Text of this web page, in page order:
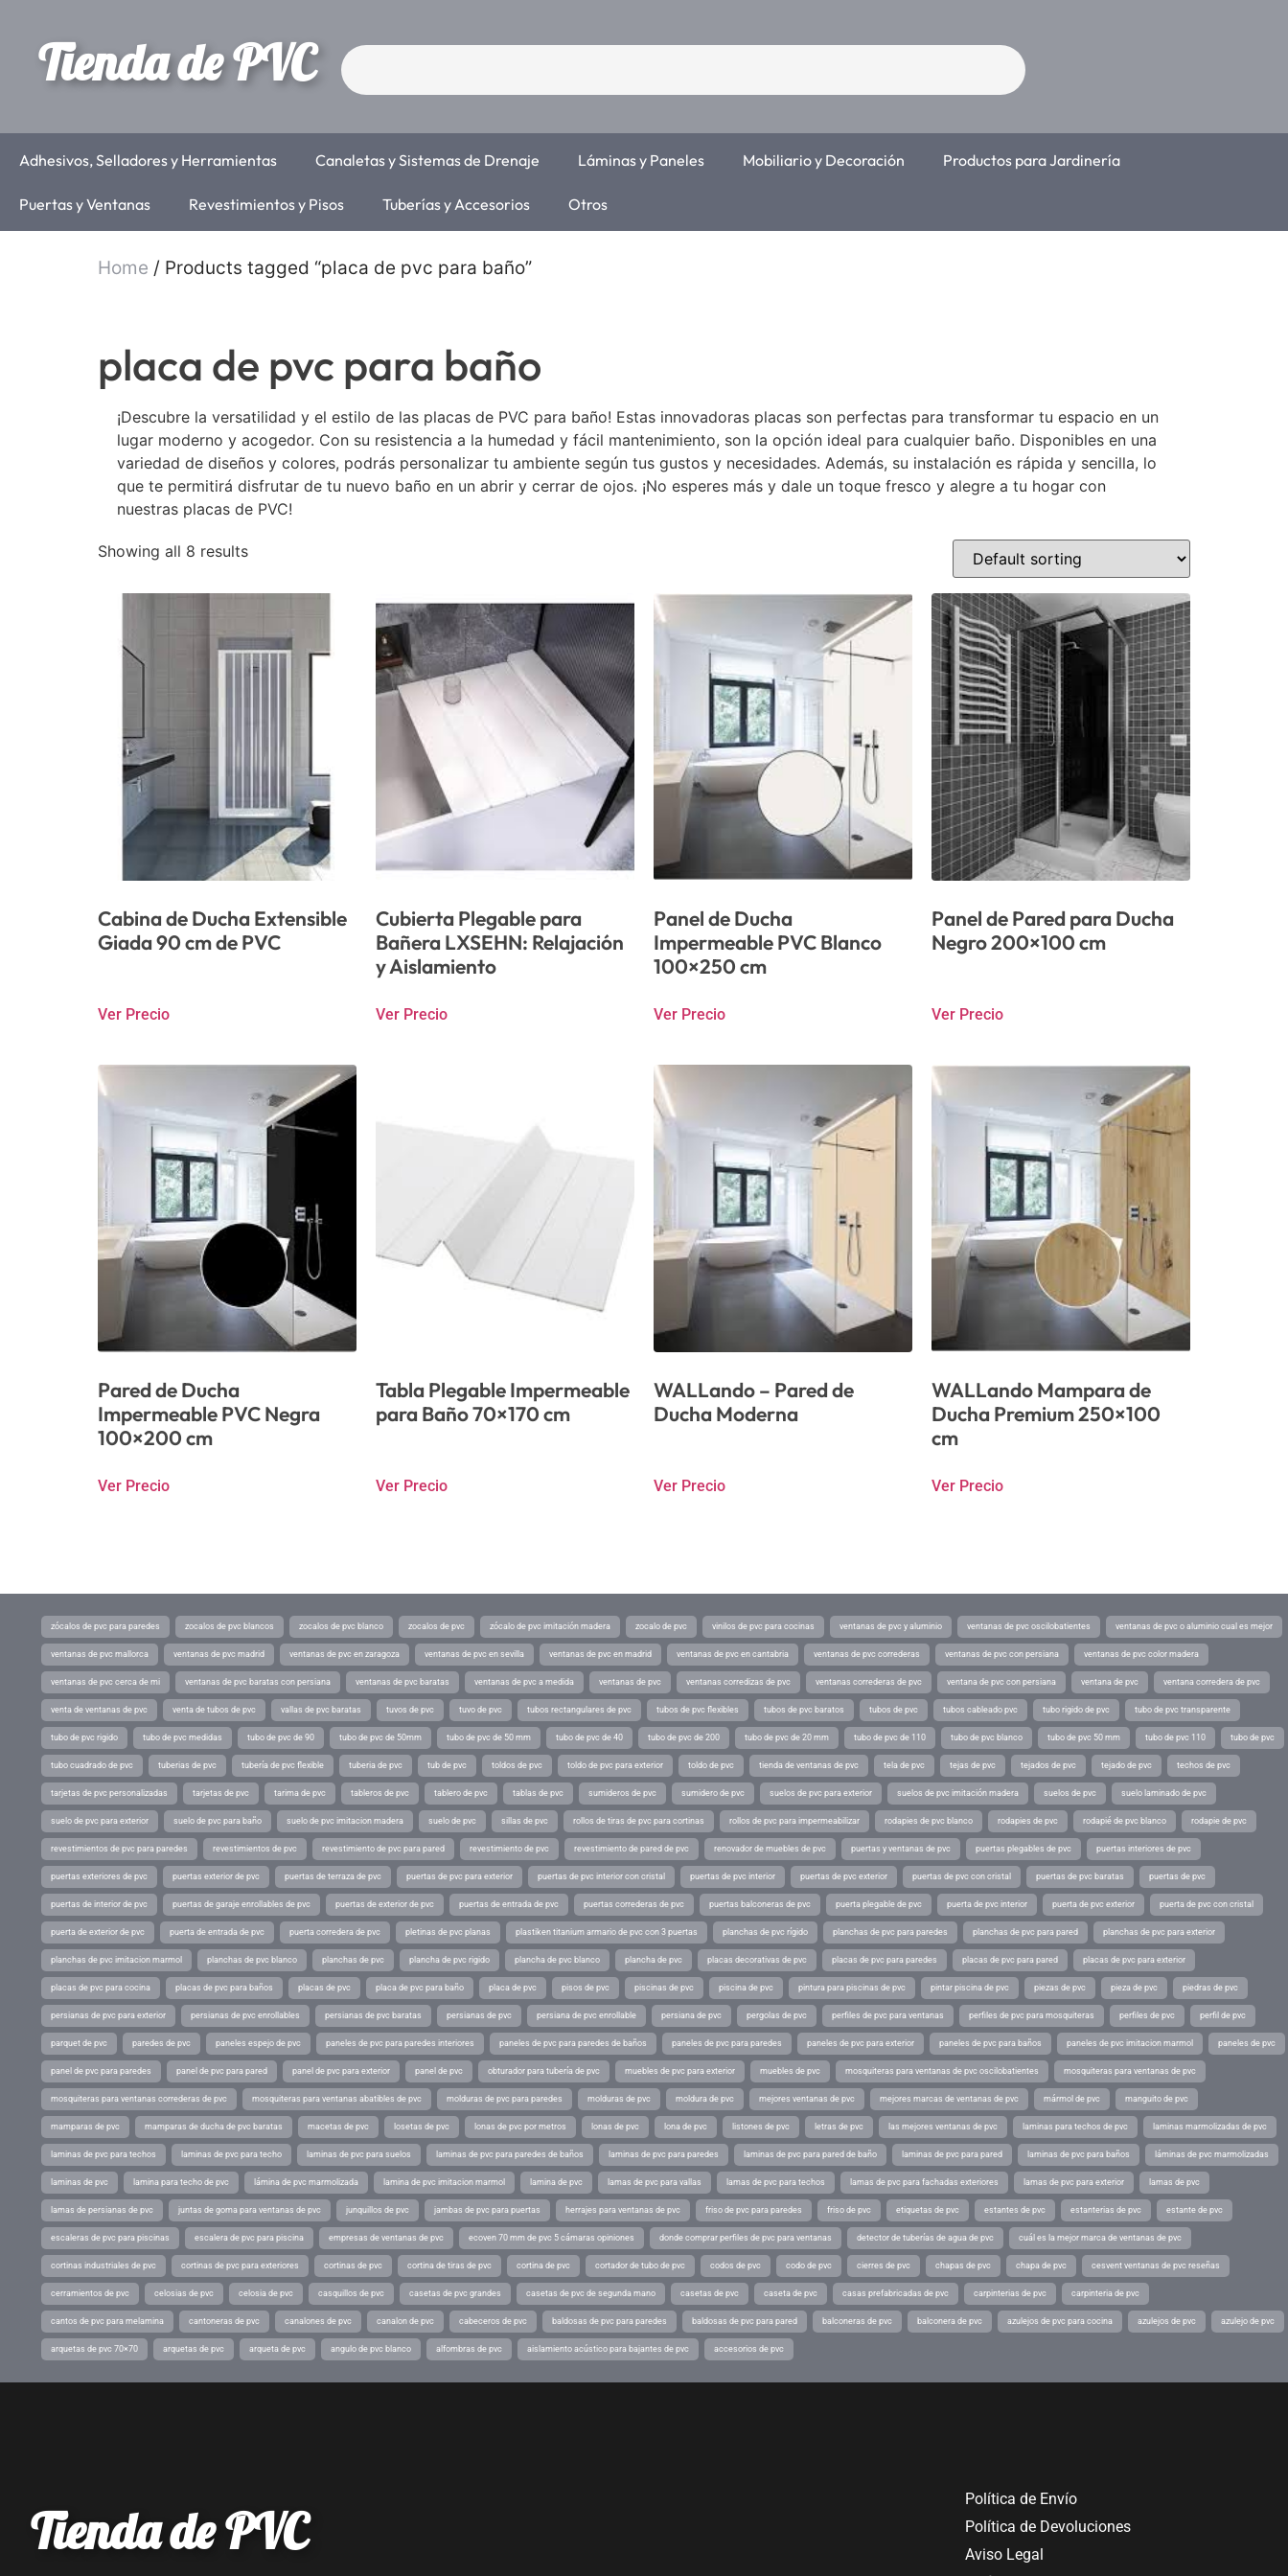
Tienda de PVC
Adhesivos, Selladores y Herramientas Canaletas y Sistemas de Drenaje Láminas y Paneles Mobiliario y Decoración Productos para Jardinería
Puertas y Ventanas Revestimientos y Pisos Tuberías y Accesorios Otros
Home / Products tagged “placa de pvc para baño”
placa de pvc para baño
¡Descubre la versatilidad y el estilo de las placas de PVC para baño! Estas innovadoras placas son perfectas para transformar tu espacio en un
lugar moderno y acogedor. Con su resistencia a la humedad y fácil mantenimiento, son la opción ideal para cualquier baño. Disponibles en una
variedad de diseños y colores, podrás personalizar tu ambiente según tus gustos y necesidades. Además, su instalación es rápida y sencilla, lo
que te permitirá disfrutar de tu nuevo baño en un abrir y cerrar de ojos. ¡No esperes más y dale un toque fresco y alegre a tu hogar con
nuestras placas de PVC!
Showing all 8 results
Cabina de Ducha Extensible
Giada 90 cm de PVC
Ver Precio
Cubierta Plegable para
Bañera LXSEHN: Relajación
y Aislamiento
Ver Precio
Panel de Ducha
Impermeable PVC Blanco
100×250 cm
Ver Precio
Panel de Pared para Ducha
Negro 200×100 cm
Ver Precio
Pared de Ducha
Impermeable PVC Negra
100×200 cm
Ver Precio
Tabla Plegable Impermeable
para Baño 70×170 cm
Ver Precio
WALLando – Pared de
Ducha Moderna
Ver Precio
WALLando Mampara de
Ducha Premium 250×100
cm
Ver Precio
zócalos de pvc para paredes zocalos de pvc blancos zocalos de pvc blanco zocalos de pvc zócalo de pvc imitación madera zocalo de pvc vinilos de pvc para cocinas ventanas de pvc y aluminio ventanas de pvc oscilobatientes ventanas de pvc o aluminio cual es mejor
ventanas de pvc mallorca ventanas de pvc madrid ventanas de pvc en zaragoza ventanas de pvc en sevilla ventanas de pvc en madrid ventanas de pvc en cantabria ventanas de pvc correderas ventanas de pvc con persiana ventanas de pvc color madera
ventanas de pvc cerca de mi ventanas de pvc baratas con persiana ventanas de pvc baratas ventanas de pvc a medida ventanas de pvc ventanas corredizas de pvc ventanas correderas de pvc ventana de pvc con persiana ventana de pvc ventana corredera de pvc
venta de ventanas de pvc venta de tubos de pvc vallas de pvc baratas tuvos de pvc tuvo de pvc tubos rectangulares de pvc tubos de pvc flexibles tubos de pvc baratos tubos de pvc tubos cableado pvc tubo rigido de pvc tubo de pvc transparente
tubo de pvc rigido tubo de pvc medidas tubo de pvc de 90 tubo de pvc de 50mm tubo de pvc de 50 mm tubo de pvc de 40 tubo de pvc de 200 tubo de pvc de 20 mm tubo de pvc de 110 tubo de pvc blanco tubo de pvc 50 mm tubo de pvc 110 tubo de pvc
tubo cuadrado de pvc tuberias de pvc tubería de pvc flexible tuberia de pvc tub de pvc toldos de pvc toldo de pvc para exterior toldo de pvc tienda de ventanas de pvc tela de pvc tejas de pvc tejados de pvc tejado de pvc techos de pvc
tarjetas de pvc personalizadas tarjetas de pvc tarima de pvc tableros de pvc tablero de pvc tablas de pvc sumideros de pvc sumidero de pvc suelos de pvc para exterior suelos de pvc imitación madera suelos de pvc suelo laminado de pvc
suelo de pvc para exterior suelo de pvc para baño suelo de pvc imitacion madera suelo de pvc sillas de pvc rollos de tiras de pvc para cortinas rollos de pvc para impermeabilizar rodapies de pvc blanco rodapies de pvc rodapié de pvc blanco rodapie de pvc
revestimientos de pvc para paredes revestimientos de pvc revestimiento de pvc para pared revestimiento de pvc revestimiento de pared de pvc renovador de muebles de pvc puertas y ventanas de pvc puertas plegables de pvc puertas interiores de pvc
puertas exteriores de pvc puertas exterior de pvc puertas de terraza de pvc puertas de pvc para exterior puertas de pvc interior con cristal puertas de pvc interior puertas de pvc exterior puertas de pvc con cristal puertas de pvc baratas puertas de pvc
puertas de interior de pvc puertas de garaje enrollables de pvc puertas de exterior de pvc puertas de entrada de pvc puertas correderas de pvc puertas balconeras de pvc puerta plegable de pvc puerta de pvc interior puerta de pvc exterior puerta de pvc con cristal
puerta de exterior de pvc puerta de entrada de pvc puerta corredera de pvc pletinas de pvc planas plastiken titanium armario de pvc con 3 puertas planchas de pvc rígido planchas de pvc para paredes planchas de pvc para pared planchas de pvc para exterior
planchas de pvc imitacion marmol planchas de pvc blanco planchas de pvc plancha de pvc rigido plancha de pvc blanco plancha de pvc placas decorativas de pvc placas de pvc para paredes placas de pvc para pared placas de pvc para exterior
placas de pvc para cocina placas de pvc para baños placas de pvc placa de pvc para baño placa de pvc pisos de pvc piscinas de pvc piscina de pvc pintura para piscinas de pvc pintar piscina de pvc piezas de pvc pieza de pvc piedras de pvc
persianas de pvc para exterior persianas de pvc enrollables persianas de pvc baratas persianas de pvc persiana de pvc enrollable persiana de pvc pergolas de pvc perfiles de pvc para ventanas perfiles de pvc para mosquiteras perfiles de pvc perfil de pvc
parquet de pvc paredes de pvc paneles espejo de pvc paneles de pvc para paredes interiores paneles de pvc para paredes de baños paneles de pvc para paredes paneles de pvc para exterior paneles de pvc para baños paneles de pvc imitacion marmol paneles de pvc
panel de pvc para paredes panel de pvc para pared panel de pvc para exterior panel de pvc obturador para tubería de pvc muebles de pvc para exterior muebles de pvc mosquiteras para ventanas de pvc oscilobatientes mosquiteras para ventanas de pvc
mosquiteras para ventanas correderas de pvc mosquiteras para ventanas abatibles de pvc molduras de pvc para paredes molduras de pvc moldura de pvc mejores ventanas de pvc mejores marcas de ventanas de pvc mármol de pvc manguito de pvc
mamparas de pvc mamparas de ducha de pvc baratas macetas de pvc losetas de pvc lonas de pvc por metros lonas de pvc lona de pvc listones de pvc letras de pvc las mejores ventanas de pvc laminas para techos de pvc laminas marmolizadas de pvc
laminas de pvc para techos laminas de pvc para techo laminas de pvc para suelos laminas de pvc para paredes de baños laminas de pvc para paredes laminas de pvc para pared de baño laminas de pvc para pared laminas de pvc para baños láminas de pvc marmolizadas
laminas de pvc lamina para techo de pvc lámina de pvc marmolizada lamina de pvc imitacion marmol lamina de pvc lamas de pvc para vallas lamas de pvc para techos lamas de pvc para fachadas exteriores lamas de pvc para exterior lamas de pvc
lamas de persianas de pvc juntas de goma para ventanas de pvc junquillos de pvc jambas de pvc para puertas herrajes para ventanas de pvc friso de pvc para paredes friso de pvc etiquetas de pvc estantes de pvc estanterias de pvc estante de pvc
escaleras de pvc para piscinas escalera de pvc para piscina empresas de ventanas de pvc ecoven 70 mm de pvc 5 cámaras opiniones donde comprar perfiles de pvc para ventanas detector de tuberías de agua de pvc cuál es la mejor marca de ventanas de pvc
cortinas industriales de pvc cortinas de pvc para exteriores cortinas de pvc cortina de tiras de pvc cortina de pvc cortador de tubo de pvc codos de pvc codo de pvc cierres de pvc chapas de pvc chapa de pvc cesvent ventanas de pvc reseñas
cerramientos de pvc celosias de pvc celosia de pvc casquillos de pvc casetas de pvc grandes casetas de pvc de segunda mano casetas de pvc caseta de pvc casas prefabricadas de pvc carpinterias de pvc carpinteria de pvc
cantos de pvc para melamina cantoneras de pvc canalones de pvc canalon de pvc cabeceros de pvc baldosas de pvc para paredes baldosas de pvc para pared balconeras de pvc balconera de pvc azulejos de pvc para cocina azulejos de pvc azulejo de pvc
arquetas de pvc 70×70 arquetas de pvc arqueta de pvc angulo de pvc blanco alfombras de pvc aislamiento acústico para bajantes de pvc accesorios de pvc
Tienda de PVC
Política de Envío
Política de Devoluciones
Aviso Legal